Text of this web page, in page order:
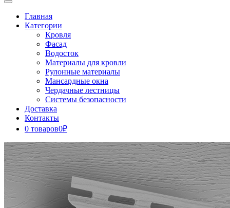
Open
ButtonГлавная
Категории
Кровля
Фасад
Водосток
Материалы для кровли
Рулонные материалы
Мансардные окна
Чердачные лестницы
Системы безопасности
Доставка
Контакты
0 товаров0₽
Close
Button